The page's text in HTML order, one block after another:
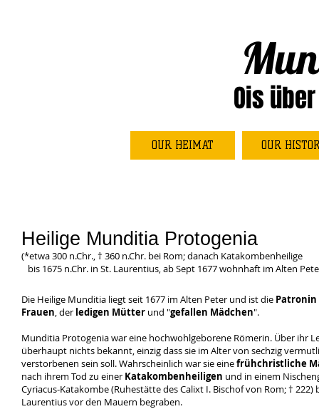
Ois
OUR HEIMAT OUR
Die Heilige Munditia liegt seit 1677 im Alten Peter und ist die
Frauen, der ledigen Mütter und "gefallen Mädchen".
Munditia Protogenia war eine hochwohlgeborene Römerin. Über ihr
überhaupt nichts bekannt, einzig dass sie im Alter von sechzig
verstorbenen sein soll. Wahrscheinlich war sie einefrühchristliche
nach ihrem Tod zu einer Katakombenheiligen und in einem
Cyriacus-Katakombe (Ruhestätte des Calixt I. Bischof von Rom; † 222)
Laurentius vor den Mauern begraben.
Heilige Munditia Protogenia
(*etwa 300 n.Chr.,† 360 n.Chr. bei Rom; danach Katakombenheilige
bis 1675 n.Chr. in St. Laurentius, ab Sept 1677 wohnhaft im Alten